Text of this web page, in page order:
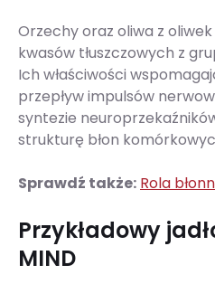
Orzechy oraz oliwa z
kwasów tłuszczowych z
Ich właściwości
przepływ impulsów
syntezie
strukturę błon
Sprawdź także: Rola
Przykładowy
MIND